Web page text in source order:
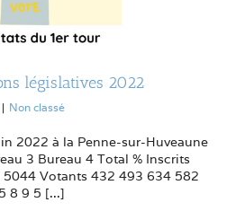
législatives 2022
| Non classé
2022 à la Penne-sur-Huveaune
3 Bureau 4 Total % Inscrits
Votants 432 493 634 582
8 9 5 [...]